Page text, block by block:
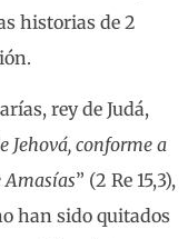
historias de 2
rey de Judá,
Jehová, conforme a
Amasías” (2 Re 15,3),
han sido quitados